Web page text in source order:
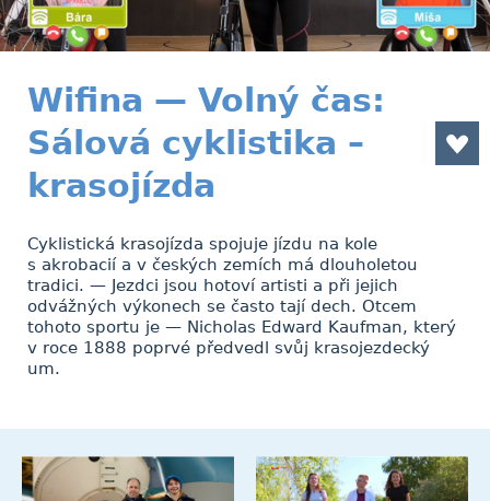
Wifina — Volný čas:
Sálová cyklistika –
krasojízda
Cyklistická krasojízda spojuje jízdu na kole
s akrobacií a v českých zemích má dlouholetou
tradici. — Jezdci jsou hotoví artisti a při jejich
odvážných výkonech se často tají dech. Otcem
tohoto sportu je — Nicholas Edward Kaufman, který
v roce 1888 poprvé předvedl svůj krasojezdecký
um.